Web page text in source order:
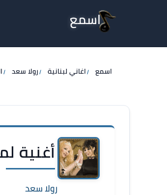
اسمع
اسمع اغاني لبنانية رولا سعد
أغنية
رولا سعد